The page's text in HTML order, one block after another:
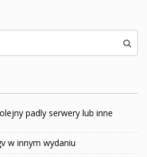
padly serwery lub inne
w innym wydaniu